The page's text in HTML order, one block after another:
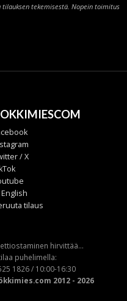
tilauksen tekemisestä. Nopein toimitus
/ X
tilaus
hirvittää...
puhelimella:
1826 / 10:00-16:30
2012 - 2026